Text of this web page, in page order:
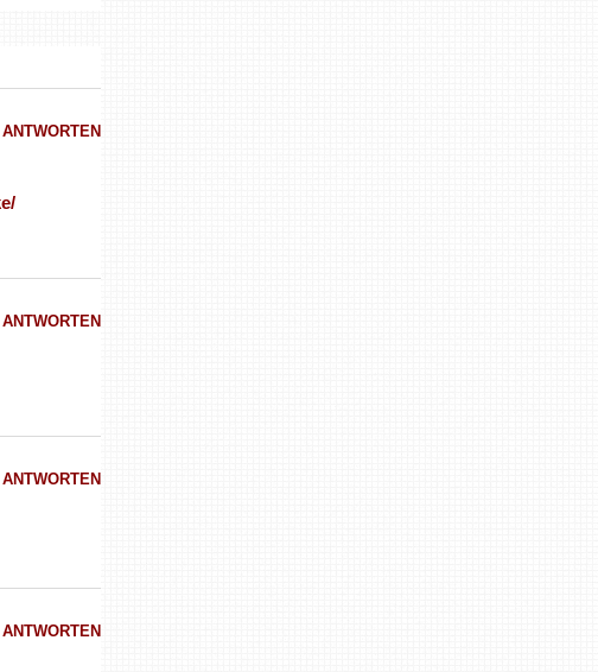
ANTWORTEN
ANTWORTEN
ANTWORTEN
ANTWORTEN